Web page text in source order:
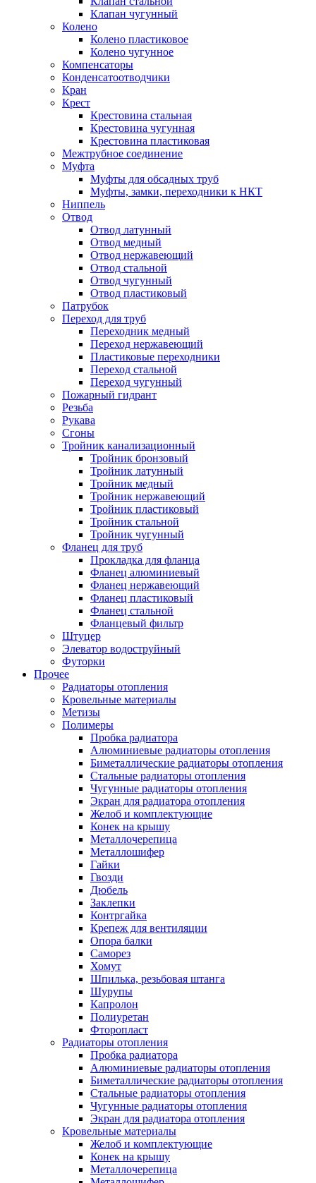
Клапан чугунный
Колено
Колено пластиковое
Колено чугунное
Компенсаторы
Конденсатоотводчики
Кран
Крест
Крестовина стальная
Крестовина чугунная
Крестовина пластиковая
Межтрубное соединение
Муфта
Муфты для обсадных труб
Муфты, замки, переходники к НКТ
Ниппель
Отвод
Отвод латунный
Отвод медный
Отвод нержавеющий
Отвод стальной
Отвод чугунный
Отвод пластиковый
Патрубок
Переход для труб
Переходник медный
Переход нержавеющий
Пластиковые переходники
Переход стальной
Переход чугунный
Пожарный гидрант
Резьба
Рукава
Сгоны
Тройник канализационный
Тройник бронзовый
Тройник латунный
Тройник медный
Тройник нержавеющий
Тройник пластиковый
Тройник стальной
Тройник чугунный
Фланец для труб
Прокладка для фланца
Фланец алюминиевый
Фланец нержавеющий
Фланец пластиковый
Фланец стальной
Фланцевый фильтр
Штуцер
Элеватор водоструйный
Футорки
Прочее
Радиаторы отопления
Кровельные материалы
Метизы
Полимеры
Пробка радиатора
Алюминиевые радиаторы отопления
Биметаллические радиаторы отопления
Стальные радиаторы отопления
Чугунные радиаторы отопления
Экран для радиатора отопления
Желоб и комплектующие
Конек на крышу
Металлочерепица
Металлошифер
Гайки
Гвозди
Дюбель
Заклепки
Контргайка
Крепеж для вентиляции
Опора балки
Саморез
Хомут
Шпилька, резьбовая штанга
Шурупы
Капролон
Полиуретан
Фторопласт
Радиаторы отопления
Пробка радиатора
Алюминиевые радиаторы отопления
Биметаллические радиаторы отопления
Стальные радиаторы отопления
Чугунные радиаторы отопления
Экран для радиатора отопления
Кровельные материалы
Желоб и комплектующие
Конек на крышу
Металлочерепица